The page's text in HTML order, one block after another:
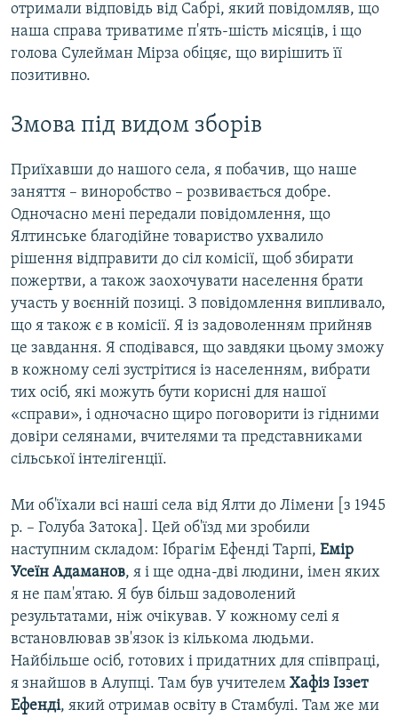
отримали відповідь від Сабрі, який повідомляв, що
наша справа триватиме п'ять-шість місяців, і що
голова Сулейман Мірза обіцяє, що вирішить її
позитивно.
Змова під видом зборів
Приїхавши до нашого села, я побачив, що наше
заняття – виноробство – розвивається добре.
Одночасно мені передали повідомлення, що
Ялтинське благодійне товариство ухвалило
рішення відправити до сіл комісії, щоб збирати
пожертви, а також заохочувати населення брати
участь у воєнній позиці. З повідомлення випливало,
що я також є в комісії. Я із задоволенням прийняв
це завдання. Я сподівався, що завдяки цьому зможу
в кожному селі зустрітися із населенням, вибрати
тих осіб, які можуть бути корисні для нашої
«справи», і одночасно щиро поговорити із гідними
довіри селянами, вчителями та представниками
сільської інтелігенції.
Ми об'їхали всі наші села від Ялти до Лімени [з 1945
р. – Голуба Затока]. Цей об'їзд ми зробили
наступним складом: Ібрагім Ефенді Тарпі, Емір
Усеїн Адаманов, я і ще одна-дві людини, імен яких
я не пам'ятаю. Я був більш задоволений
результатами, ніж очікував. У кожному селі я
встановлював зв'язок із кількома людьми.
Найбільше осіб, готових і придатних для співпраці,
я знайшов в Алупці. Там був учителем Хафіз Іззет
Ефенді, який отримав освіту в Стамбулі. Там же ми